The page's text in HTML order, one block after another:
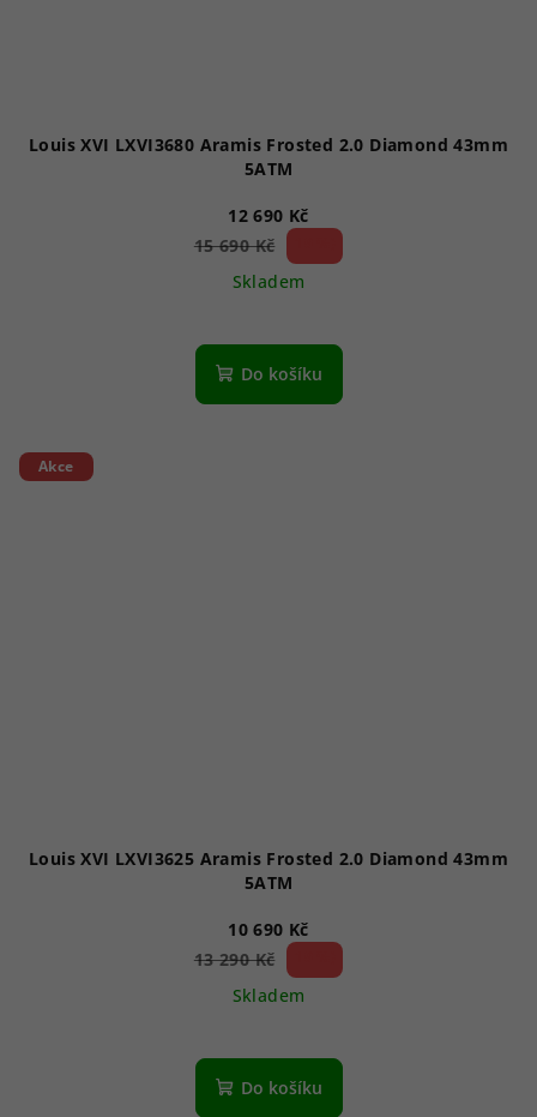
Louis XVI LXVI3680 Aramis Frosted 2.0 Diamond 43mm
5ATM
12 690 Kč
15 690 Kč
Skladem
Do košíku
Akce
Louis XVI LXVI3625 Aramis Frosted 2.0 Diamond 43mm
5ATM
10 690 Kč
13 290 Kč
Skladem
Do košíku